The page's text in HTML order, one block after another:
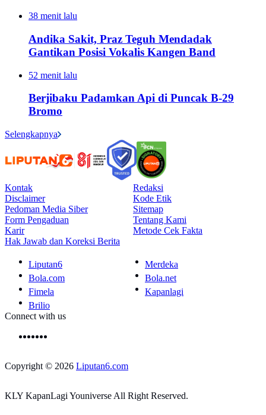
38 menit lalu
Andika Sakit, Praz Teguh Mendadak
Gantikan Posisi Vokalis Kangen Band
52 menit lalu
Berjibaku Padamkan Api di Puncak B-29
Bromo
Selengkapnya
Kontak
Redaksi
Disclaimer
Kode Etik
Pedoman Media Siber
Sitemap
Form Pengaduan
Tentang Kami
Karir
Metode Cek Fakta
Hak Jawab dan Koreksi Berita
Liputan6
Merdeka
Bola.com
Bola.net
Fimela
Kapanlagi
Brilio
Connect with us
Copyright © 2026 Liputan6.com
KLY KapanLagi Youniverse All Right Reserved.